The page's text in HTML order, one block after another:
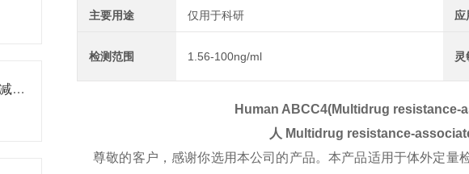
每天20分钟全身振动，可以减肥、对抗糖尿病
主要用途 仅用于科研 应
检测范围 1.56-100ng/ml 灵
Human ABCC4(Multidrug resistance-
人 Multidrug resistance-
尊敬的客户，感谢你选用本公司的产品。本产品适用于体外定